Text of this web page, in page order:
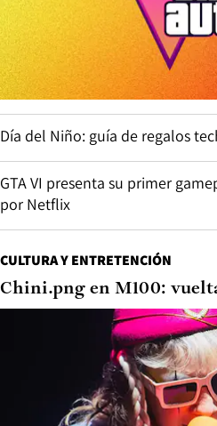
Día del Niño: guía de regalos
GTA VI presenta su primer
por Netflix
CULTURA Y ENTRETENCIÓN
Chini.png en M100: